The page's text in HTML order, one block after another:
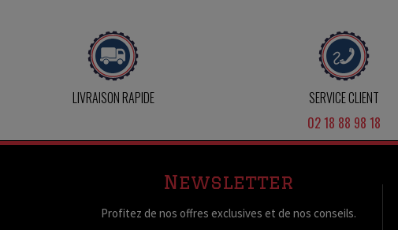
LIVRAISON RAPIDE
SERVICE CLIENT
02 18 88 98 18
Newsletter
Profitez de nos offres exclusives et de nos conseils.